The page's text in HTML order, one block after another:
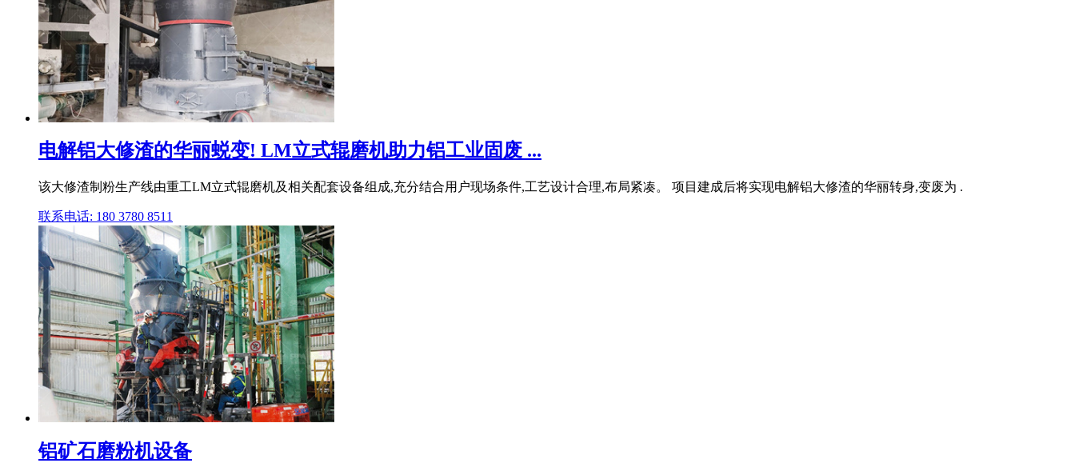
电解铝大修渣的华丽蜕变! LM立式辊磨机助力铝工业固废 ...
该大修渣制粉生产线由重工LM立式辊磨机及相关配套设备组成,充分结合用户现场条件,工艺设计合理,布局紧凑。 项目建成后将实现电解铝大修渣的华丽转身,变废为 .
联系电话: 180 3780 8511
铝矿石磨粉机设备